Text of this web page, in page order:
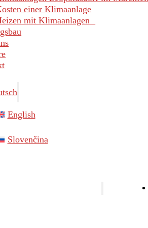
einer Klimaanlage
mit Klimaanlagen
English
Slovenčina